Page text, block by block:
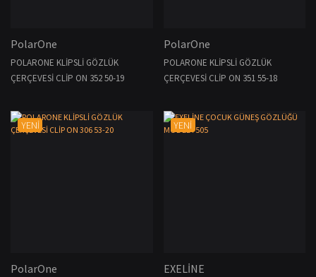
PolarOne
POLARONE KLİPSLİ GÖZLÜK
ÇERÇEVESİ CLİP ON 352 50-19
PolarOne
POLARONE KLİPSLİ GÖZLÜK
ÇERÇEVESİ CLİP ON 351 55-18
YENİ
PolarOne
YENİ
EXELİNE